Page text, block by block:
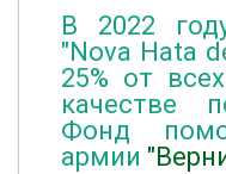
В 2022
"Nova Hata
25% от
качестве
Фонд
армии